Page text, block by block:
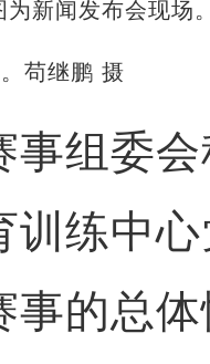
苟继鹏 摄
组委会
训练中
事的总